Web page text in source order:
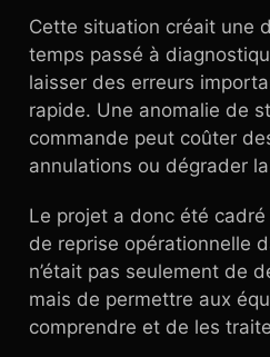
Cette situation créait une
temps passé à
laisser des erreurs
rapide. Une anomalie de
commande peut coûter
annulations ou dégrader
Le projet a donc été
de reprise opérationnelle
n’était pas seulement de
mais de permettre aux
comprendre et de les